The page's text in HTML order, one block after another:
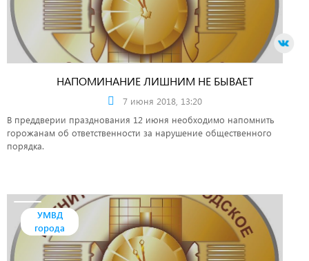
НАПОМИНАНИЕ ЛИШНИМ НЕ БЫВАЕТ
7 июня 2018, 13:20
В преддверии празднования 12 июня необходимо напомнить
горожанам об ответственности за нарушение общественного
порядка.
УМВД
города